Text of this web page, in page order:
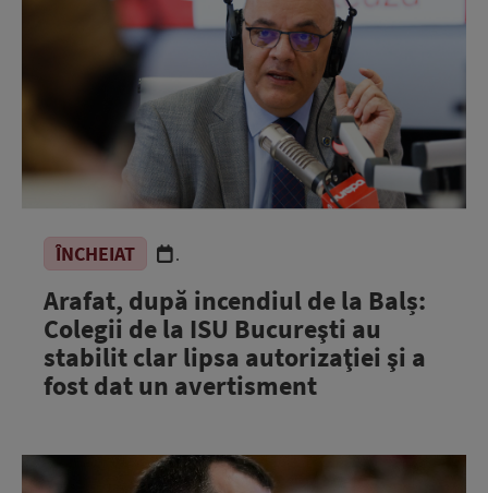
ÎNCHEIAT .
Arafat, după incendiul de la Balș:
Colegii de la ISU Bucureşti au
stabilit clar lipsa autorizaţiei şi a
fost dat un avertisment